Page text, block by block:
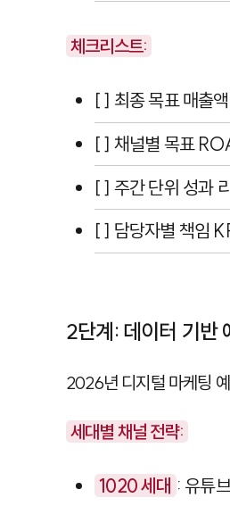
체크리스트:
[ ] 최종 목표 매출
[ ] 채널별 목표
[ ] 주간 단위 성과
[ ] 담당자별 책임
2단계: 데이터 기반
2026년 디지털 마케팅
세대별 채널 전략:
1020 세대 : 유튜